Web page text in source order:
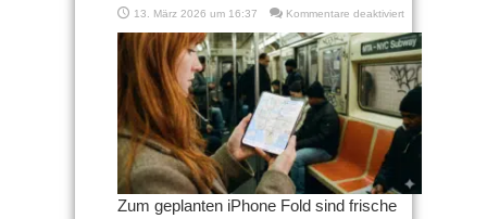
13. März 2026 um 16:37 Kommentare deaktiviertfür
zum
iPhone
Fold:
Aktuelle
Gerüchte
zu
Speicher
Zum geplanten iPhone Fold sind frische